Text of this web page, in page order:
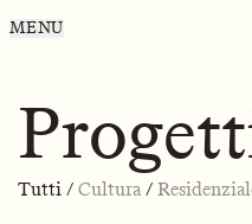
MENU
Tutti / Cultura /